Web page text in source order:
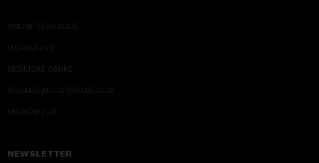
ONLINE EDUKACIJE
IZDAVAŠTVO
MEDIJSKE OBUKE
ORGANIZACIJA DOGADJAJA
EKONOM I JA
NEWSLETTER